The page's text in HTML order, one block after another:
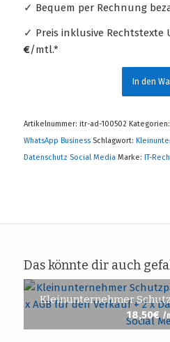
✓ Bequem per Rechnung
✓ Preis inklusive Rechtstexte
€/mtl.*
In den
Artikelnummer: itr-ad-100502 Kategorien:
WhatsApp Business Schlagwort:
Datenschutz Social Media Marke: IT-
Das könnte dir auch
Kleinunternehmer
18,50€ /